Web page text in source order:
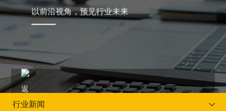
以前沿视角，预见行业未来
行业新闻